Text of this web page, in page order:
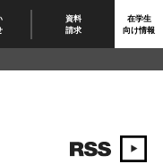
資料
請求
在学生
向け情報